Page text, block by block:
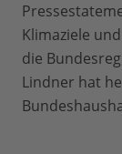
Klimaziele
die
Lindner hat